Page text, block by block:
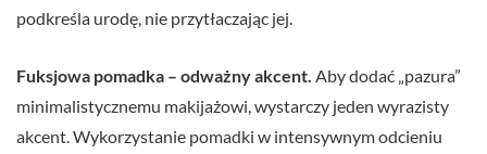
podkreśla urodę, nie przytłaczając jej.
Fuksjowa pomadka – odważny akcent. Aby dodać „pazura”
minimalistycznemu makijażowi, wystarczy jeden wyrazisty
akcent. Wykorzystanie pomadki w intensywnym odcieniu